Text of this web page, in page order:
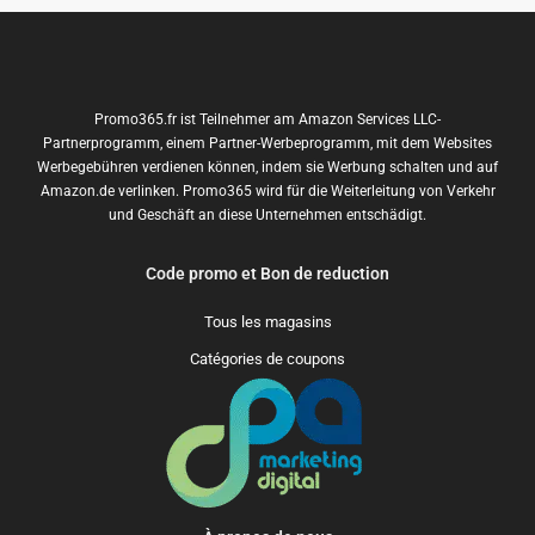
Promo365.fr ist Teilnehmer am Amazon Services LLC-
Partnerprogramm, einem Partner-Werbeprogramm, mit dem Websites
Werbegebühren verdienen können, indem sie Werbung schalten und auf
Amazon.de verlinken. Promo365 wird für die Weiterleitung von Verkehr
und Geschäft an diese Unternehmen entschädigt.
Code promo et Bon de reduction
Tous les magasins
Catégories de coupons